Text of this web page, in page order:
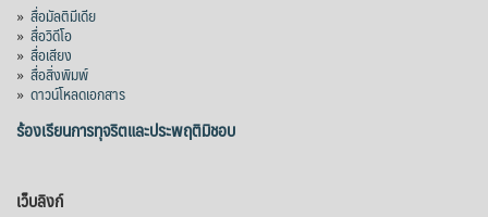
» สื่อมัลติมีเดีย
» สื่อวิดีโอ
» สื่อเสียง
» สื่อสิ่งพิมพ์
» ดาวน์โหลดเอกสาร
ร้องเรียนการทุจริตและประพฤติมิชอบ
เว็บลิงก์